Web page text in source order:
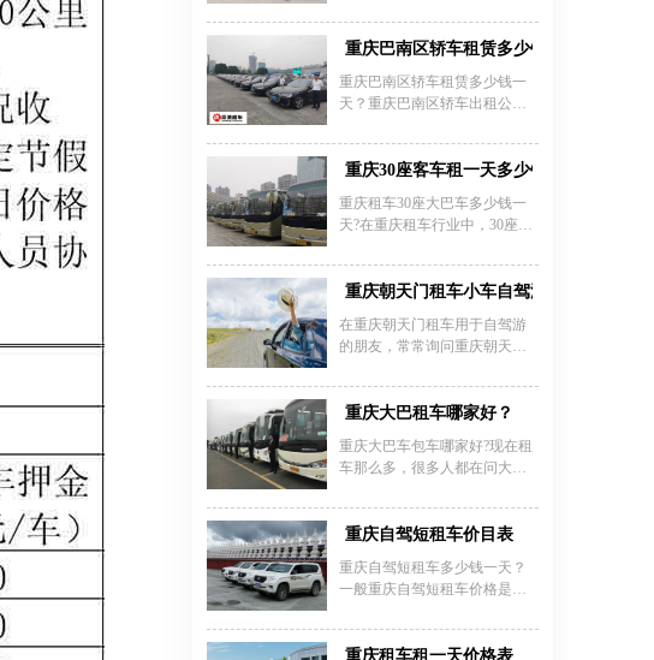
务，可租用别克GL8、奔驰威霆
等车型，日租金500-2200元不
等，另有24小时救援及专业司
务出行、旅游包车或日常代
步，重庆大学城租车公司以车
势，满足多样化需求，助您轻
松规划行程。
包车价格都按照包车时间，公
里数的多少来收取费用。一天
高。旅游包车服务租用公里越
多租车价格也会高一些。重庆
等用车服务。
重庆巴南区轿车租赁多少钱一天？
重庆巴南区轿车租赁多少钱一
天？重庆巴南区轿车出租公司
怎么租？重庆租车公司专业提
供重庆巴南区租普通轿车、重
宝马奥迪等高端轿车、重庆婚
庆租车豪华轿车车队等。下面
重庆30座客车租一天多少钱_重庆30座客
重庆租车30座大巴车多少钱一
天?在重庆租车行业中，30座客
爱这种车型的理由很简单，那
就是车型漂亮、乘坐舒适。目
座左右的车型很多，比较常见
的有金旅、宇通、北方等，每
重庆租车小编就摘选几种车型
讲述一下重庆租30座客车一天
多少钱?
重庆朝天门租车小车自驾游费用多少
在重庆朝天门租车用于自驾游
的朋友，常常询问重庆朝天门
庆朝天门租车小车费用多少、
重庆朝天门租车费用多少。重
45616290）为您解答。我们有
多种适合自驾游的小车。经济
间舒适，能轻松应对各种路
况。时尚型如本田思域，日租
约 300 - 400 元，动力充沛，外
和维护，可放心驾驶。无论是
周边游还是长途自驾游，在重
重庆大巴租车哪家好？
重庆大巴车包车哪家好?现在租
车那么多，很多人都在问大巴
问题小编总结一下网上的各种
说法，但是结果众说纷纭，各
较满意的，我们可以试着从多
方面去考擦下公司，下面小编
重庆自驾短租车价目表
重庆自驾短租车多少钱一天？
一般重庆自驾短租车价格是根
决定的，中高端轿车价格大概
在400~800之间，商务车在
重庆租车租一天价格表